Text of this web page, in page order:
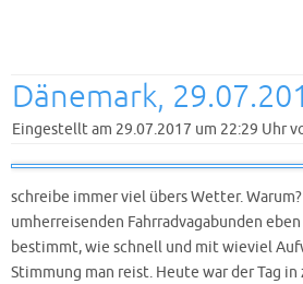
Dänemark,
Eingestellt am 29.07.2017 um 22:29 Uhr
schreibe immer viel übers Wetter.
umherreisenden Fahrradvagabunden
bestimmt, wie schnell und mit wieviel
Stimmung man reist. Heute war der Tag